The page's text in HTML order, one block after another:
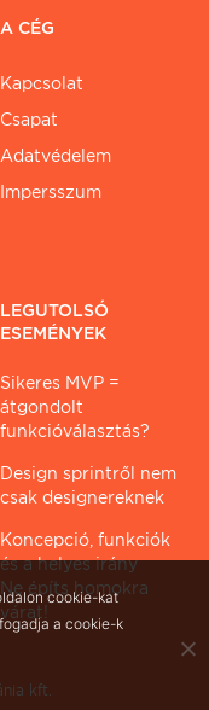
A CÉG
Kapcsolat
Csapat
Adatvédelem
Impersszum
LEGUTOLSÓ
ESEMÉNYEK
Sikeres MVP =
átgondolt
funkcióválasztás?
Design sprintről nem
csak designereknek
Koncepció, funkciók
és a helyes irány
Ne építs homokra
várat!
kft.
cookie-kat
a cookie-k